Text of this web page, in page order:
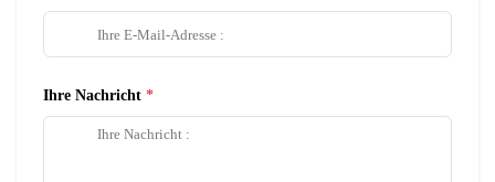
Ihre Nachricht